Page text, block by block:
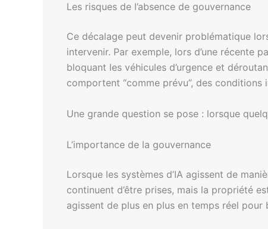
Les risques de l’absence de gouvernance
Ce décalage peut devenir problématique
intervenir. Par exemple, lors d’une récente
bloquant les véhicules d’urgence et
comportent “comme prévu”, des
Une grande question se pose : lorsque
L’importance de la gouvernance
Lorsque les systèmes d’IA agissent de
continuent d’être prises, mais la propriété
agissent de plus en plus en temps réel pour